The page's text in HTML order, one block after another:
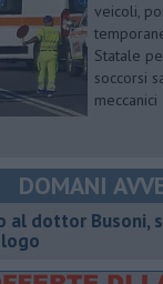
veicoli,
Statale
soccorsi
meccanici
DOMANI
al dottor Busoni,